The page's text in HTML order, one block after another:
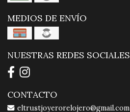
MEDIOS DE ENVÍO
NUESTRAS REDES SOCIALES
CONTACTO
eltrustjoyerorelojero@gmail.com